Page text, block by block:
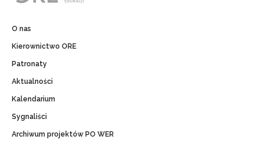
O nas
Kierownictwo ORE
Patronaty
Aktualności
Kalendarium
Sygnaliści
Archiwum projektów PO WER